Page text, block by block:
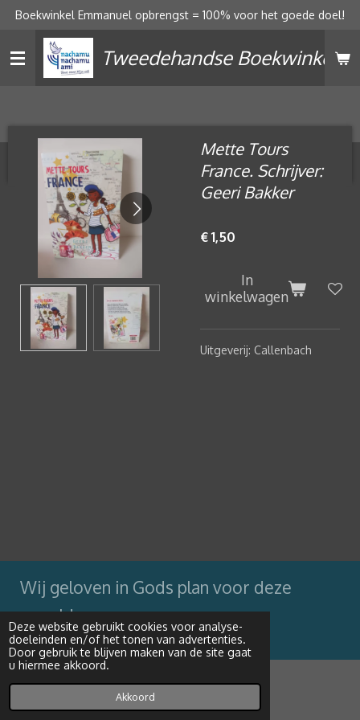
Deze website gebruikt cookies voor analyse-
doeleinden en/of het tonen van advertenties.
Door gebruik te blijven maken van de site gaat
u hiermee akkoord.
Akkoord
Ga
naar
hoofdinhoud
Tweedehandse Boekwinkel
Boekwinkel Emmanuel opbrengst = 100% voor het goede doel!
Mette Tours
France. Schrijver:
Geeri Bakker
€ 1,50
In
winkelwagen
Uitgeverij: Callenbach
Wij geloven in Gods plan voor deze
wereld
Powered byJouwWeb